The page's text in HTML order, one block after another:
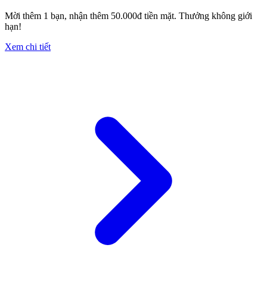
Mời thêm 1 bạn, nhận thêm 50.000đ tiền mặt. Thưởng không giới
hạn!
Xem chi tiết